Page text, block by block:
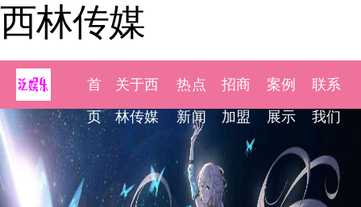
西林传媒
首
页
关于西
林传媒
热点
新闻
招商
加盟
案例
展示
联系
我们